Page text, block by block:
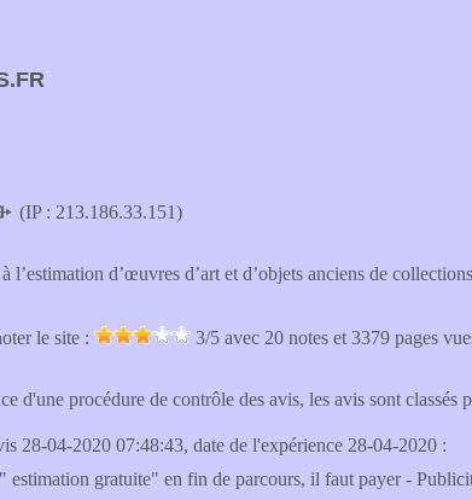
(IP : 213.186.33.151)
l’estimation d’œuvres d’art et d’objets anciens de
le site :
3/5 avec 20 notes et 3379 pages
d'une procédure de contrôle des avis, les avis sont classés
28-04-2020 07:48:43, date de l'expérience 28-04-2020 :
estimation gratuite" en fin de parcours, il faut payer -